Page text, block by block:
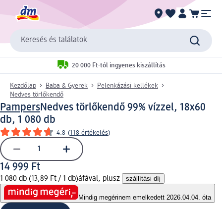
Keresés és találatok
20 000 Ft-tól ingyenes kiszállítás
Kezdőlap Baba & Gyerek
Pelenkázási kellékek
Nedves törlőkendő
PampersNedves törlőkendő 99% vízzel, 18x60
db, 1 080 db
4.8 (118 értékelés)
14 999 Ft
1 080 db (13,89 Ft / 1 db)áfával, plusz szállítási díj
Mindig megérinem emelkedett 2026.04.04. óta